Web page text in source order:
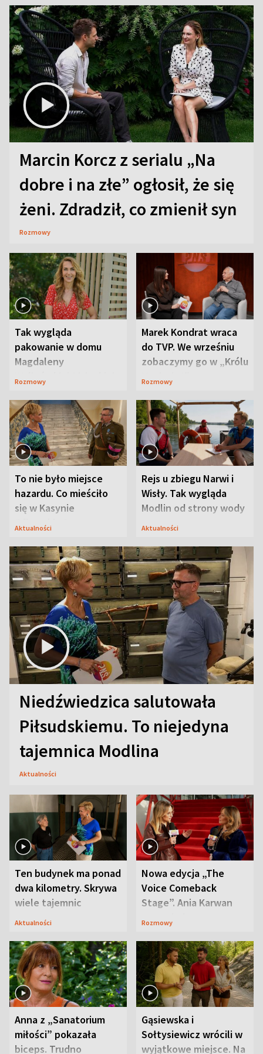
Marcin Korcz z serialu „Na
dobre i na złe” ogłosił, że się
żeni. Zdradził, co zmienił syn
Rozmowy
Tak wygląda
pakowanie w domu
Magdaleny
Waligórskiej-Lisieckiej.
Rozmowy
Marek Kondrat wraca
do TVP. We wrześniu
zobaczymy go w „Królu
Maciusiu I”
Rozmowy
To nie było miejsce
hazardu. Co mieściło
się w Kasynie
Oficerskim?
Aktualności
Rejs u zbiegu Narwi i
Wisły. Tak wygląda
Modlin od strony wody
Aktualności
Niedźwiedzica salutowała
Piłsudskiemu. To niejedyna
tajemnica Modlina
Aktualności
Ten budynek ma ponad
dwa kilometry. Skrywa
wiele tajemnic
Aktualności
Nowa edycja „The
Voice Comeback
Stage”. Ania Karwan
zapowiada
Rozmowy
Anna z „Sanatorium
miłości” pokazała
biceps. Trudno
Gąsiewska i
Sołtysiewicz wrócili w
wyjątkowe miejsce. Na